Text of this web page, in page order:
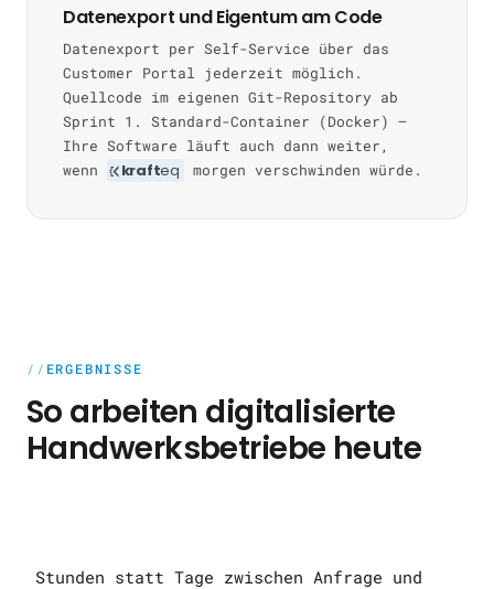
Datenexport und Eigentum am Code
Datenexport per Self-Service über das
Customer Portal jederzeit möglich.
Quellcode im eigenen Git-Repository ab
Sprint 1. Standard-Container (Docker) —
Ihre Software läuft auch dann weiter,
wenn
krafteq morgen verschwinden würde.
ERGEBNISSE
So arbeiten digitalisierte
Handwerksbetriebe heute
Stunden statt Tage zwischen Anfrage und